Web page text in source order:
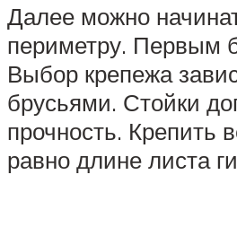
Далее можно
периметру. Первым
Выбор крепежа
брусьями. Стойки
прочность. Крепить
равно длине листа